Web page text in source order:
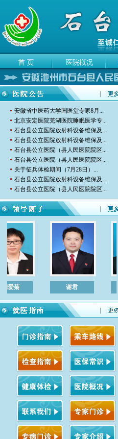
首 页 医院概况
安徽省中医药大学国医堂专家8月...
北京安定医院芜湖医院睡眠医学专...
石台县公立医院放射科设备维保及...
石台县公立医院放射科设备维保及...
石台县公立医院（县人民医院院区...
石台县公立医院（县人民医院院区...
关于征兵体检期间（7月28日）...
石台县公立医院放射科设备维保及...
石台县公立医院（县人民医院院区...
胡爱菊 谢君